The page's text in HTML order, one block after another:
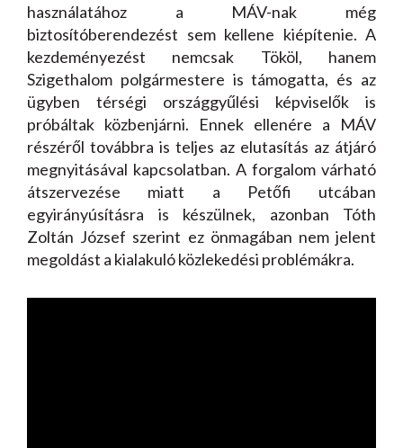
használatához a MÁV-nak még
biztosítóberendezést sem kellene kiépítenie. A
kezdeményezést nemcsak Tököl, hanem
Szigethalom polgármestere is támogatta, és az
ügyben térségi országgyűlési képviselők is
próbáltak közbenjárni. Ennek ellenére a MÁV
részéről továbbra is teljes az elutasítás az átjáró
megnyitásával kapcsolatban. A forgalom várható
átszervezése miatt a Petőfi utcában
egyirányúsításra is készülnek, azonban Tóth
Zoltán József szerint ez önmagában nem jelent
megoldást a kialakuló közlekedési problémákra.